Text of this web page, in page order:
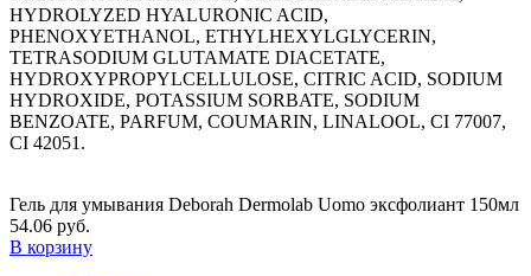
HYDROLYZED HYALURONIC ACID,
PHENOXYETHANOL, ETHYLHEXYLGLYCERIN,
TETRASODIUM GLUTAMATE DIACETATE,
HYDROXYPROPYLCELLULOSE, CITRIC ACID, SODIUM
HYDROXIDE, POTASSIUM SORBATE, SODIUM
BENZOATE, PARFUM, COUMARIN, LINALOOL, CI 77007,
CI 42051.
Гель для умывания Deborah Dermolab Uomo эксфолиант 150мл
54.06 руб.
В корзину